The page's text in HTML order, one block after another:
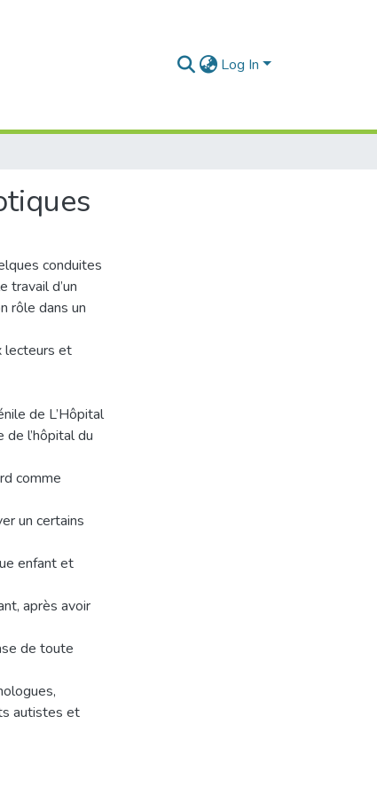
Log In
conduites
travail d’un
rôle dans un
lecteurs et
de L’Hôpital
de l’hôpital du
comme
un certains
enfant et
après avoir
de toute
autistes et